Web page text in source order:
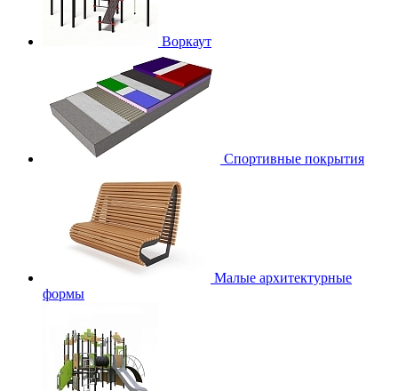
Воркаут
Спортивные покрытия
Малые архитектурные
формы